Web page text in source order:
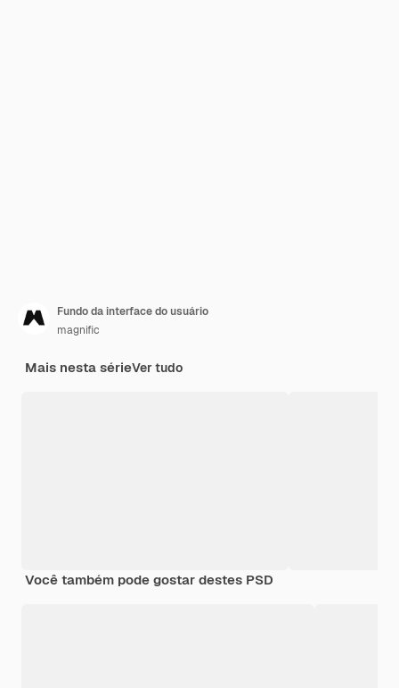
Fundo da interface do usuário
magnific
Mais nesta sérieVer tudo
Você também pode gostar destes PSD